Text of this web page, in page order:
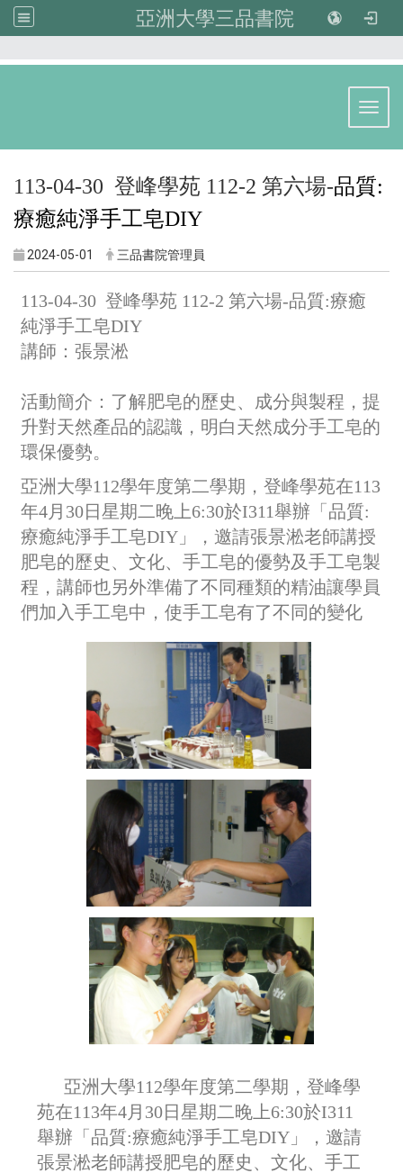
亞洲大學三品書院
113-04-30 登峰學苑 112-2 第六場-品質:
療癒純淨手工皂DIY
2024-05-01 三品書院管理員
113-04-30 登峰學苑 112-2 第六場-品質:療癒
純淨手工皂DIY
講師：張景淞
活動簡介：了解肥皂的歷史、成分與製程， 提
升對天然產品的認識，明白天然成分手工皂的
環保優勢。
亞洲大學112學年度第二學期，登峰學苑在113
年4月30日星期二晚上6:30於I311舉辦「 品質:
療癒純淨手工皂DIY 」 ，邀請張景淞老師講授
肥皂的歷史、文化、手工皂的優勢及手工皂製
程，講師也另外準備了不同種類的精油讓學員
們加入手工皂中，使手工皂有了不同的變化
亞洲大學112學年度第二學期，登峰學
苑在113年4月30日星期二晚上6:30於I311
舉辦「 品質:療癒純淨手工皂DIY 」
，邀請
張景淞老師講授肥皂的歷史、文化、手工